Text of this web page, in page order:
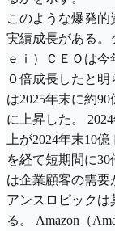
このような爆発
実績成長がある。
ｅｉ）ＣＥＯは
０倍成長したと明
は2025年末に約
に上昇した。
上が2024年末10
を経て短期間に
は企業顧客の需要
アンスロピックは
る。 Amazon（